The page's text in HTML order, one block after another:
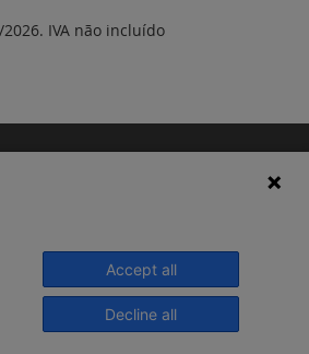
IVA não incluído
Legrand. Todos os direitos
Accept all
Decline all